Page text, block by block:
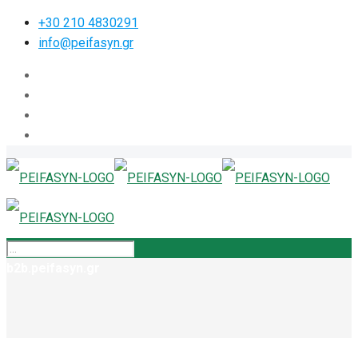
+30 210 4830291
info@peifasyn.gr